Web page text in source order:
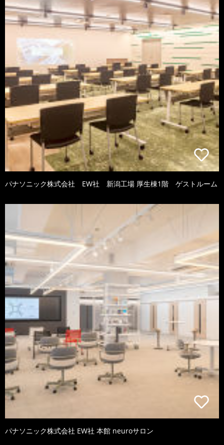
パナソニック株式会社 EW社 新潟工場 厚生棟1階 ゲストルーム
パナソニック株式会社 EW社 本館 neuroサロン